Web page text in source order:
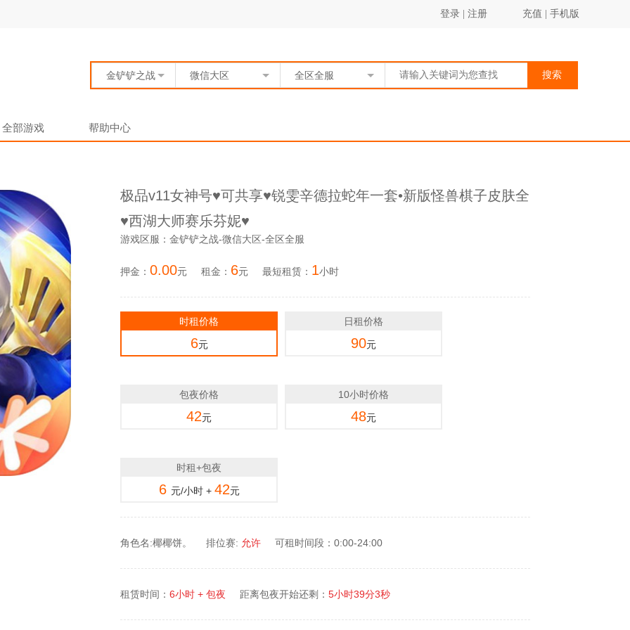
登录 注册 充值 手机版
金铲铲之战 微信大区 全区全服 搜索
全部游戏 帮助中心
极品v11女神号♥️可共享♥️锐雯辛德拉蛇年一套•新版怪兽棋子皮肤全
♥️西湖大师赛乐芬妮♥️
游戏区服：金铲铲之战-微信大区-全区全服
押金： 0.00元 租金： 6元 最短租赁： 1小时
时租价格
6元
日租价格
90元
包夜价格
42元
10小时价格
48元
时租+包夜
6 元/小时 + 42元
角色名:椰椰饼。 排位赛: 允许 可租时间段：0:00-24:00
租赁时间： 6小时 + 包夜 距离包夜开始还剩： 5小时39分3秒